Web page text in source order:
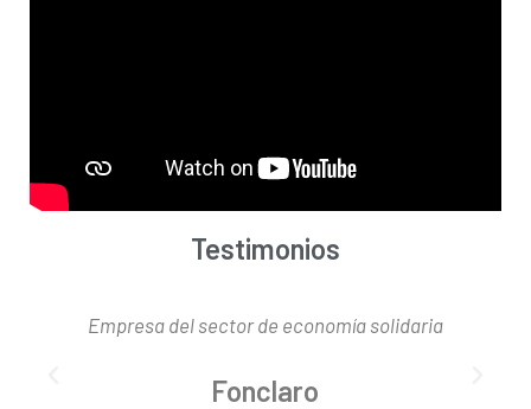
Testimonios
Empresa del sector de economía solidaria
Fonclaro